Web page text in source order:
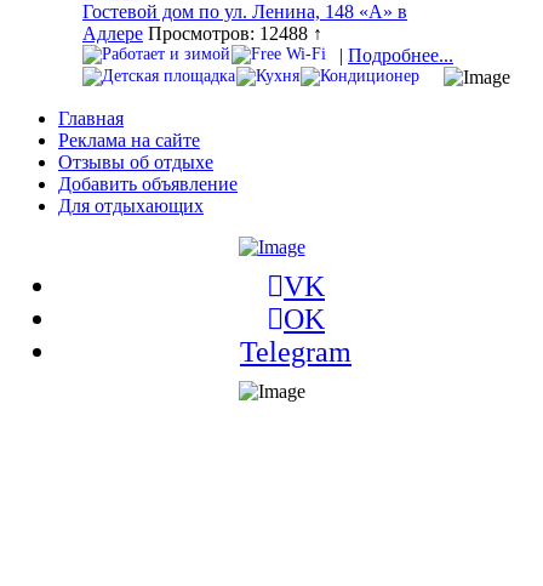
Гостевой дом по ул. Ленина, 148 «А» в
Адлере Просмотров: 12488 ↑
| Подробнее...
Главная
Реклама на сайте
Отзывы об отдыхе
Добавить объявление
Для отдыхающих
VK
OK
Telegram